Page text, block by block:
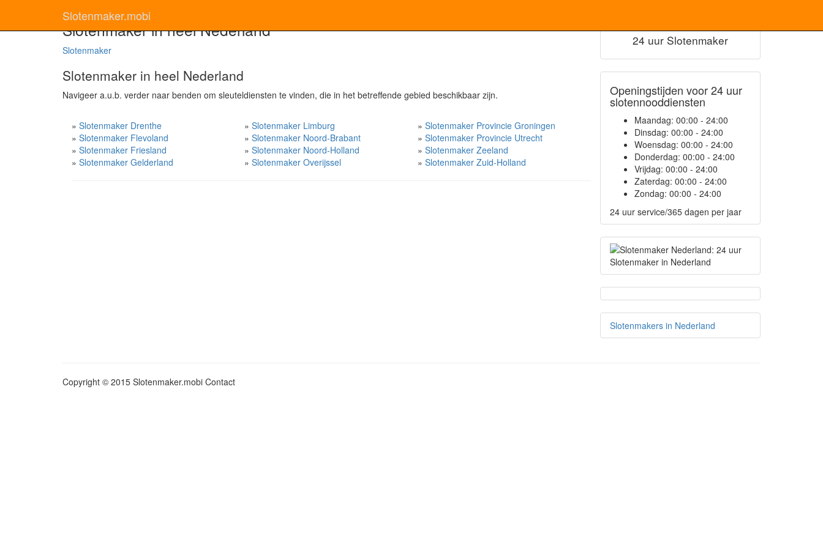
Slotenmaker.mobi
Slotenmaker in heel Nederland
Slotenmaker
Slotenmaker in heel Nederland
Navigeer a.u.b. verder naar benden om sleuteldiensten te vinden, die in het betreffende gebied beschikbaar zijn.
» Slotenmaker Drenthe
» Slotenmaker Flevoland
» Slotenmaker Friesland
» Slotenmaker Gelderland
»Slotenmaker Limburg
»Slotenmaker Noord-Brabant
»Slotenmaker Noord-Holland
»Slotenmaker Overijssel
» Slotenmaker Provincie Groningen
» Slotenmaker Provincie Utrecht
» Slotenmaker Zeeland
» Slotenmaker Zuid-Holland
24 uur Slotenmaker
Openingstijden voor 24 uur
slotennooddiensten
Maandag: 00:00 - 24:00
Dinsdag: 00:00 - 24:00
Woensdag: 00:00 - 24:00
Donderdag: 00:00 - 24:00
Vrijdag: 00:00 - 24:00
Zaterdag: 00:00 - 24:00
Zondag: 00:00 - 24:00
24 uur service/365 dagen per jaar
Slotenmakers in Nederland
Copyright © 2015 Slotenmaker.mobi Contact